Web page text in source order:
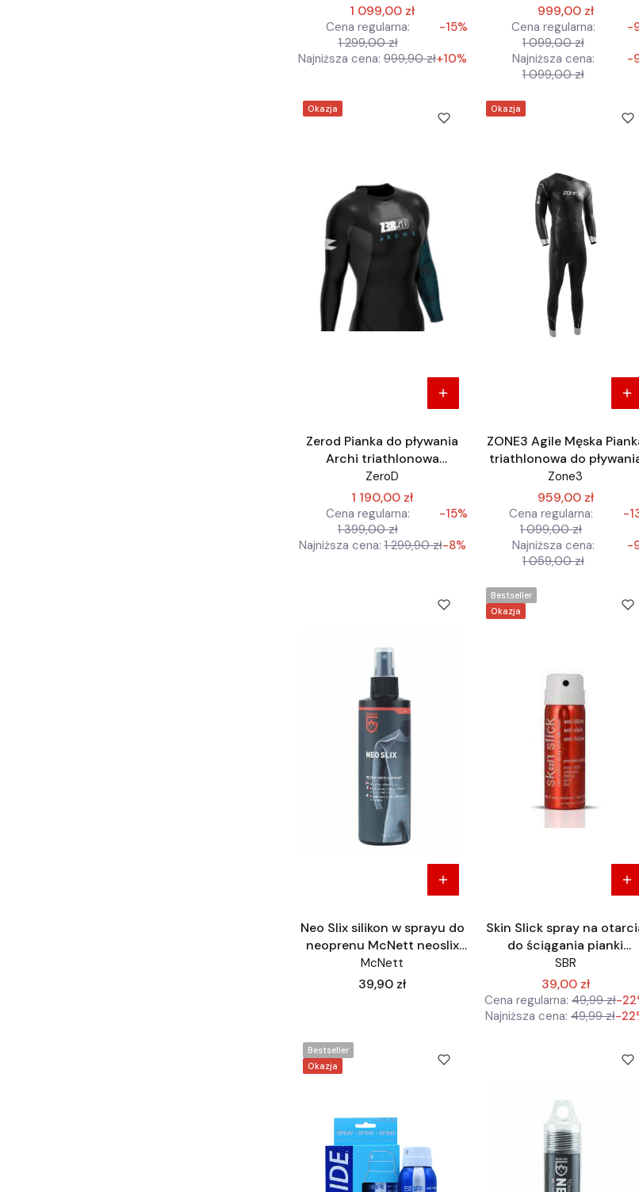
1 099,00 zł
Cena regularna:
1 299,00 zł
-15%
Najniższa cena: 999,90 zł+10%
999,00 zł
Cena regularna:
1 099,00 zł
-
Najniższa cena:
1 099,00 zł
-
Okazja
Zerod Pianka do pływania
Archi triathlonowa
neoprenowa
ZeroD
1 190,00 zł
Cena regularna:
1 399,00 zł
-15%
Najniższa cena: 1 299,90 zł-8%
Okazja
ZONE3 Agile Męska
triathlonowa do
Zone3
959,00 zł
Cena regularna:
1 099,00 zł
-
Najniższa cena:
1 059,00 zł
-
Neo Slix silikon w sprayu do
neoprenu McNett neoslix
GearAid
McNett
Cena
39,90 zł
Okazja
Bestseller
Skin Slick spray na
do ściągania pianki
SkinSlick
SBR
39,00 zł
Cena regularna: 49,99 zł-
Najniższa cena: 49,99 zł-
Okazja
Bestseller